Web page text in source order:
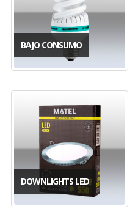
BAJO CONSUMO
DOWNLIGHTS LED